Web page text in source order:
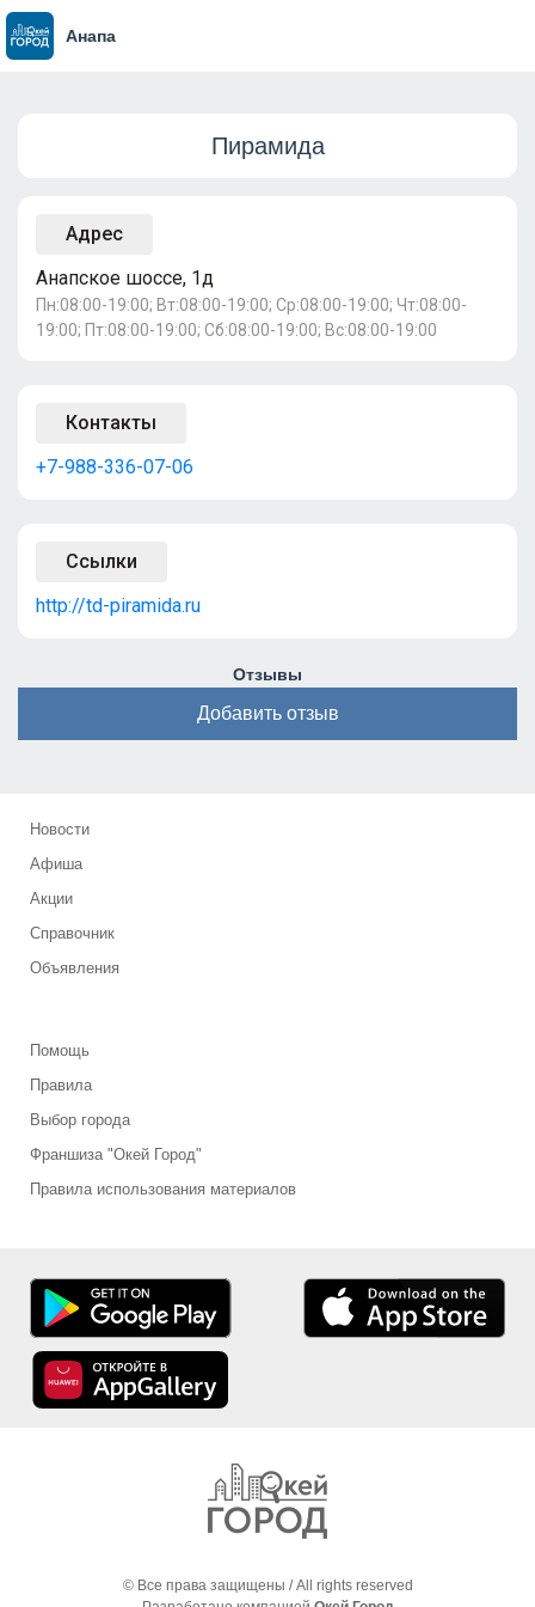
Анапа
Пирамида
Адрес
Анапское шоссе, 1д
Пн:08:00-19:00; Вт:08:00-19:00; Ср:08:00-19:00; Чт:08:00-
19:00; Пт:08:00-19:00; Сб:08:00-19:00; Вс:08:00-19:00
Контакты
+7-988-336-07-06
Ссылки
http://td-piramida.ru
Отзывы
Добавить отзыв
Новости
Афиша
Акции
Справочник
Объявления
Помощь
Правила
Выбор города
Франшиза "Окей Город"
Правила использования материалов
© Все права защищены / All rights reserved